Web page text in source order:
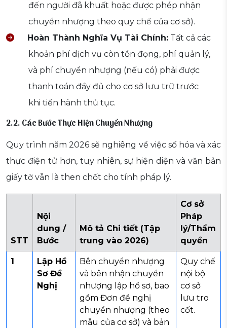
đến người đã khuất hoặc được phép nhận
chuyển nhượng theo quy chế của cơ sở).
Hoàn Thành Nghĩa Vụ Tài Chính: Tất cả các
khoản phí dịch vụ còn tồn đọng, phí quản lý,
và phí chuyển nhượng (nếu có) phải được
thanh toán đầy đủ cho cơ sở lưu trữ trước
khi tiến hành thủ tục.
2.2. Các Bước Thực Hiện Chuyển Nhượng
Quy trình năm 2026 sẽ nghiêng về việc số hóa và xác
thực điện tử hơn, tuy nhiên, sự hiện diện và văn bản
giấy tờ vẫn là then chốt cho tính pháp lý.
STT
Nội
dung /
Bước
Mô tả Chi tiết (Tập
trung vào 2026)
Cơ sở
Pháp
lý/Thẩm
quyền
1
Lập Hồ
Sơ Đề
Nghị
Bên chuyển nhượng
và bên nhận chuyển
nhượng lập hồ sơ, bao
gồm Đơn đề nghị
chuyển nhượng (theo
mẫu của cơ sở) và bản
Quy chế
nội bộ
cơ sở
lưu tro
cốt.